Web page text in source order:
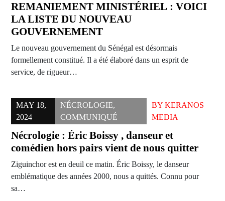
REMANIEMENT MINISTÉRIEL : VOICI
LA LISTE DU NOUVEAU
GOUVERNEMENT
Le nouveau gouvernement du Sénégal est désormais
formellement constitué. Il a été élaboré dans un esprit de
service, de rigueur…
MAY 18,
2024
NÉCROLOGIE,
COMMUNIQUÉ
BY KERANOS
MEDIA
Nécrologie : Éric Boissy , danseur et
comédien hors pairs vient de nous quitter
Ziguinchor est en deuil ce matin. Éric Boissy, le danseur
emblématique des années 2000, nous a quittés. Connu pour
sa…